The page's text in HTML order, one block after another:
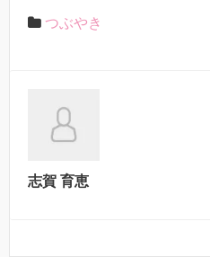
つぶやき
志賀 育恵